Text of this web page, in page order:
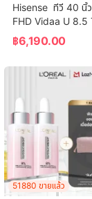
Hisense  ทีวี 40 นิ้
FHD Vidaa U 8.5
/ Netflix &
Prime Video -
DTS Virtual X  (รุ่น
40E4Q)
฿6,190.00
51880 ขายแล้ว